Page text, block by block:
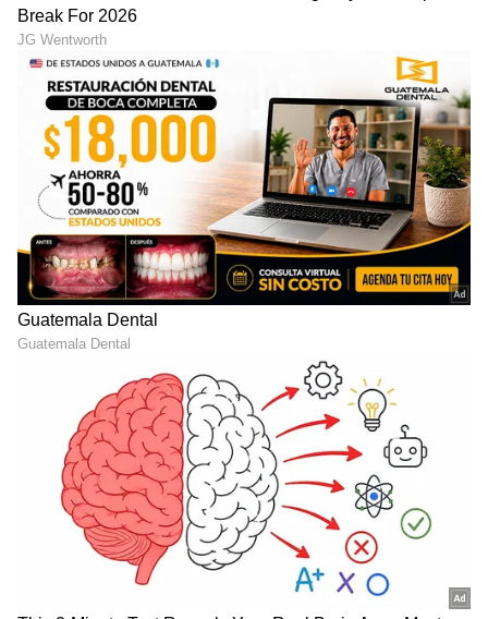
ಸಿನಿಮಾ ವಿಮರ್ಶೆಗಳು (
ತಾರೆಯರ ಸಂದರ್ಶನಗಳು, ಧಾರಾವಾಹಿ ಅಪ್‌ಡೇಟ್ಸ್‌,
ತೆರೆಮರೆಯ ಕಥೆಗಳು,OTT ರಿಲೀಸ್‌
ಮಾಹಿತಿಯೂ ಇಲ್ಲಿದೆ.
DOWNLOAD APP
RECOMMENDED STORIES